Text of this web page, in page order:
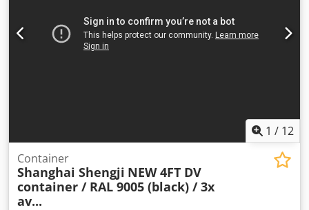
1 / 12
Container
Shanghai Shengji NEW 4FT DV
container / RAL 9005 (black) / 3x
av...